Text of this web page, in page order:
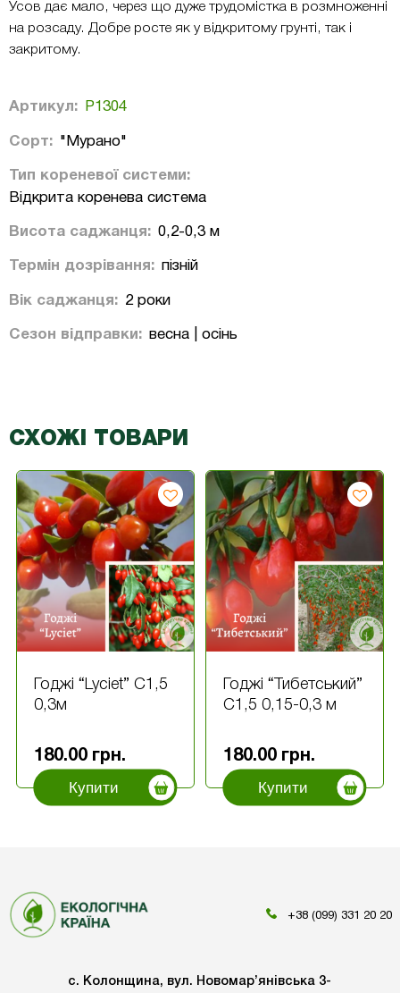
Усов дає мало, через що дуже трудомістка в розмноженні
на розсаду. Добре росте як у відкритому грунті, так і
закритому.
Артикул: Р1304
Сорт: "Мурано"
Тип кореневої системи:
Відкрита коренева система
Висота саджанця: 0,2-0,3 м
Термін дозрівання: пізній
Вік саджанця: 2 роки
Сезон відправки: весна | осінь
СХОЖІ ТОВАРИ
Годжі “Lyciet” С1,5
0,3м
180.00 грн.
Купити
Годжі “Тибетський”
С1,5 0,15-0,3 м
180.00 грн.
Купити
+38 (099) 331 20 20
с. Колонщина, вул. Новомар’янівська 3-